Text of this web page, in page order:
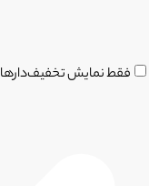
فقط نمایش تخفیف‌دارها